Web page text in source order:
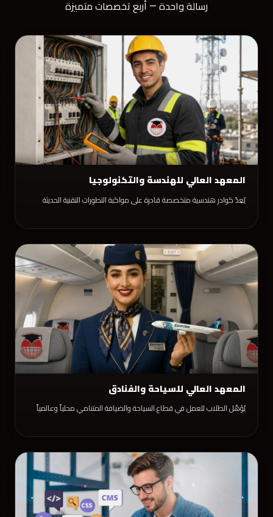
رسالة واحدة — أربع تخصصات متميزة
المعهد العالي للهندسة والتكنولوجيا
يُعِدّ كوادر هندسية متخصصة قادرة على مواكبة التطورات التقنية الحديثة
المعهد العالي للسياحة والفنادق
يُؤهّل الطلاب للعمل في قطاع السياحة والضيافة المتنامي محلياً وعالمياً